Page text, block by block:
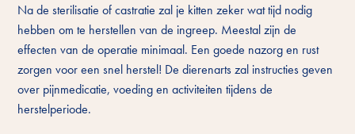
Na de sterilisatie of castratie zal je kitten zeker wat tijd nodig
hebben om te herstellen van de ingreep. Meestal zijn de
effecten van de operatie minimaal. Een goede nazorg en rust
zorgen voor een snel herstel! De dierenarts zal instructies geven
over pijnmedicatie, voeding en activiteiten tijdens de
herstelperiode.